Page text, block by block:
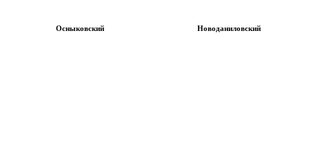
Осныковский Новоданиловский